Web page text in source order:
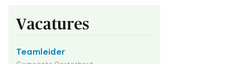
Vacatures
Teamleider